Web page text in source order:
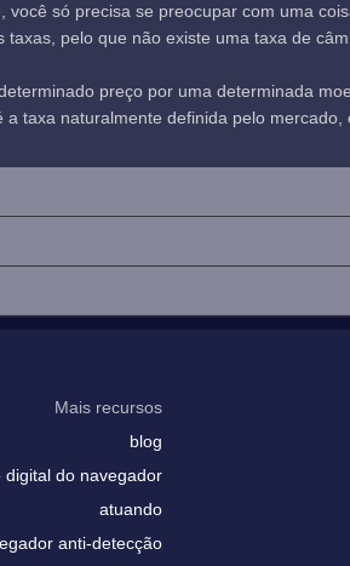
só precisa se preocupar com uma
pelo que não existe uma taxa de
preço por uma determinada
taxa naturalmente definida pelo mercado,
Mais recursos
blog
digital do navegador
atuando
anti-detecção